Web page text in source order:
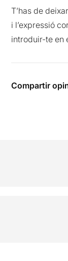
T’has de
i l’expressió
introduir-te en
Compartir